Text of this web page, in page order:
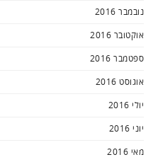
נובמבר 2016
אוקטובר 2016
ספטמבר 2016
אוגוסט 2016
יולי 2016
יוני 2016
מאי 2016